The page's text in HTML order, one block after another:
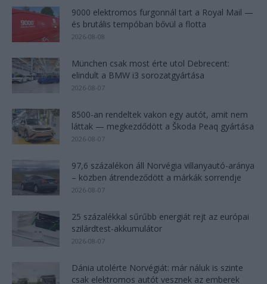
9000 elektromos furgonnál tart a Royal Mail —
és brutális tempóban bővül a flotta
2026-08-08
München csak most érte utol Debrecent:
elindult a BMW i3 sorozatgyártása
2026-08-07
8500-an rendeltek vakon egy autót, amit nem
láttak — megkezdődött a Škoda Peaq gyártása
2026-08-07
97,6 százalékon áll Norvégia villanyautó-aránya
– közben átrendeződött a márkák sorrendje
2026-08-07
25 százalékkal sűrűbb energiát rejt az európai
szilárdtest-akkumulátor
2026-08-07
Dánia utolérte Norvégiát: már náluk is szinte
csak elektromos autót vesznek az emberek